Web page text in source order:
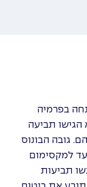
בפרמיה
הגישו תביעה
גובה הבונוס
עד למקסימום
תביעות